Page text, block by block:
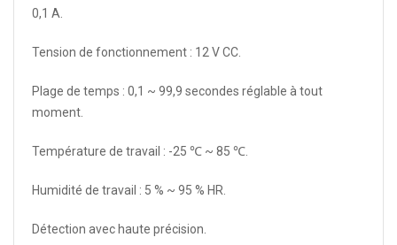
0,1 A.
Tension de fonctionnement : 12 V CC.
Plage de temps : 0,1 ~ 99,9 secondes réglable à tout
moment.
Température de travail : -25 ℃ ~ 85 ℃.
Humidité de travail : 5 % ~ 95 % HR.
Détection avec haute précision.